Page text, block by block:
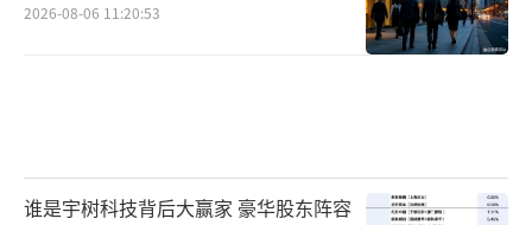
2026-08-06 11:20:53
谁是宇树科技背后大赢家 豪华股东阵容